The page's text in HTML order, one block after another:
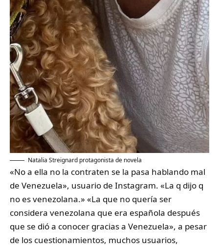
Natalia Streignard protagonista de novela
«No a ella no la contraten se la pasa hablando mal
de Venezuela», usuario de Instagram. «La q dijo q
no es venezolana.» «La que no quería ser
considera venezolana que era española después
que se dió a conocer gracias a Venezuela», a pesar
de los cuestionamientos, muchos usuarios,